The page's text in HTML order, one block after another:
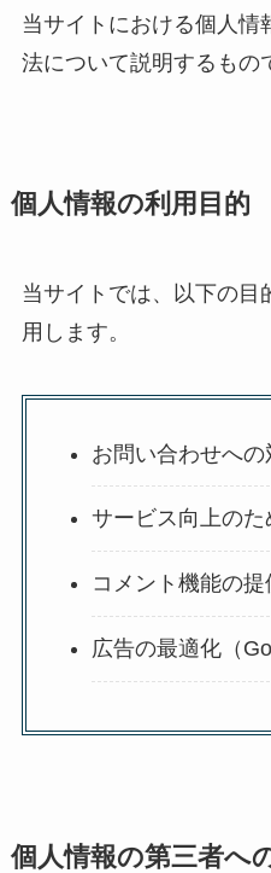
当サイトにおける個人情
法について説明するもの
個人情報の利用目的
当サイトでは、以下の目
用します。
お問い合わせへの
サービス向上の
コメント機能の提
広告の最適化（
個人情報の第三者へ